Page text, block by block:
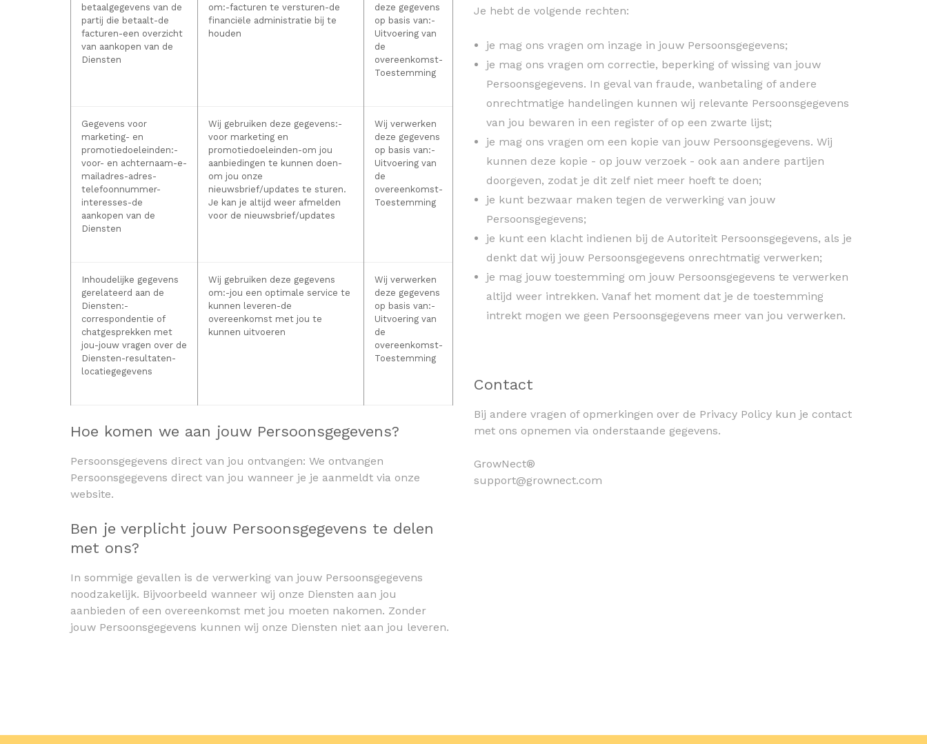
betaalgegevens van de
partij die betaalt-de
facturen-een overzicht
van aankopen van de
Diensten
om:-facturen te versturen-de
financiële administratie bij te
houden
deze gegevens
op basis van:-
Uitvoering van
de
overeenkomst-
Toestemming
Gegevens voor
marketing- en
promotiedoeleinden:-
voor- en achternaam-e-
mailadres-adres-
telefoonnummer-
interesses-de
aankopen van de
Diensten
Wij gebruiken deze gegevens:-
voor marketing en
promotiedoeleinden-om jou
aanbiedingen te kunnen doen-
om jou onze
nieuwsbrief/updates te sturen.
Je kan je altijd weer afmelden
voor de nieuwsbrief/updates
Wij verwerken
deze gegevens
op basis van:-
Uitvoering van
de
overeenkomst-
Toestemming
Inhoudelijke gegevens
gerelateerd aan de
Diensten:-
correspondentie of
chatgesprekken met
jou-jouw vragen over de
Diensten-resultaten-
locatiegegevens
Wij gebruiken deze gegevens
om:-jou een optimale service te
kunnen leveren-de
overeenkomst met jou te
kunnen uitvoeren
Wij verwerken
deze gegevens
op basis van:-
Uitvoering van
de
overeenkomst-
Toestemming
Hoe komen we aan jouw Persoonsgegevens?
Persoonsgegevens direct van jou ontvangen: We ontvangen
Persoonsgegevens direct van jou wanneer je je aanmeldt via onze
website.
Ben je verplicht jouw Persoonsgegevens te delen
met ons?
In sommige gevallen is de verwerking van jouw Persoonsgegevens
noodzakelijk. Bijvoorbeeld wanneer wij onze Diensten aan jou
aanbieden of een overeenkomst met jou moeten nakomen. Zonder
jouw Persoonsgegevens kunnen wij onze Diensten niet aan jou leveren.
Je hebt de volgende rechten:
je mag ons vragen om inzage in jouw Persoonsgegevens;
je mag ons vragen om correctie, beperking of wissing van jouw
Persoonsgegevens. In geval van fraude, wanbetaling of andere
onrechtmatige handelingen kunnen wij relevante Persoonsgegevens
van jou bewaren in een register of op een zwarte lijst;
je mag ons vragen om een kopie van jouw Persoonsgegevens. Wij
kunnen deze kopie - op jouw verzoek - ook aan andere partijen
doorgeven, zodat je dit zelf niet meer hoeft te doen;
je kunt bezwaar maken tegen de verwerking van jouw
Persoonsgegevens;
je kunt een klacht indienen bij de Autoriteit Persoonsgegevens, als je
denkt dat wij jouw Persoonsgegevens onrechtmatig verwerken;
je mag jouw toestemming om jouw Persoonsgegevens te verwerken
altijd weer intrekken. Vanaf het moment dat je de toestemming
intrekt mogen we geen Persoonsgegevens meer van jou verwerken.
Contact
Bij andere vragen of opmerkingen over de Privacy Policy kun je contact
met ons opnemen via onderstaande gegevens.
GrowNect®
support@grownect.com